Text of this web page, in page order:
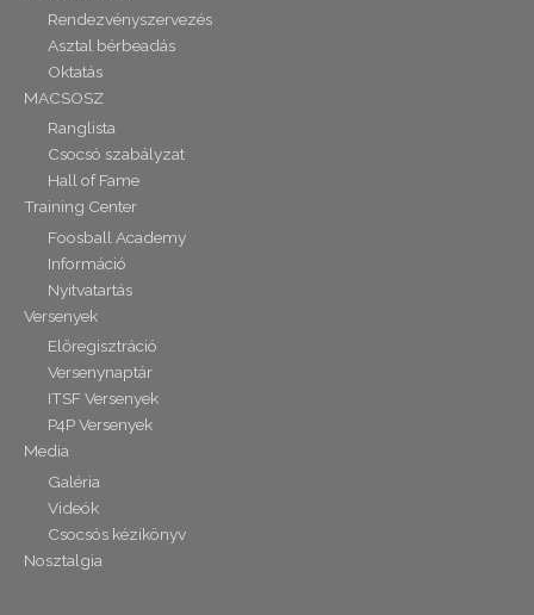
Rendezvényszervezés
Asztal bérbeadás
Oktatás
MACSOSZ
Ranglista
Csocsó szabályzat
Hall of Fame
Training Center
Foosball Academy
Információ
Nyitvatartás
Versenyek
Előregisztráció
Versenynaptár
ITSF Versenyek
P4P Versenyek
Media
Galéria
Videók
Csocsós kézikönyv
Nosztalgia